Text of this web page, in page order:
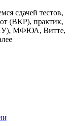
сдачей тестов,
(ВКР), практик,
МФЮА, Витте,